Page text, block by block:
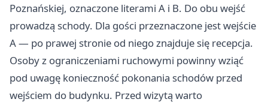
Poznańskiej, oznaczone literami A i B. Do obu wejść
prowadzą schody. Dla gości przeznaczone jest wejście
A — po prawej stronie od niego znajduje się recepcja.
Osoby z ograniczeniami ruchowymi powinny wziąć
pod uwagę konieczność pokonania schodów przed
wejściem do budynku. Przed wizytą warto